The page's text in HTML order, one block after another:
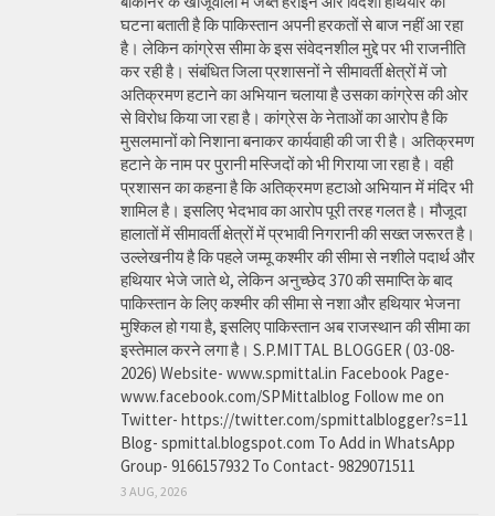
घटना बताती है कि पाकिस्तान अपनी हरकतों से बाज नहीं आ रहा
है। लेकिन कांग्रेस सीमा के इस संवेदनशील मुद्दे पर भी राजनीति
कर रही है। संबंधित जिला प्रशासनों ने सीमावर्ती क्षेत्रों में जो
अतिक्रमण हटाने का अभियान चलाया है उसका कांग्रेस की ओर
से विरोध किया जा रहा है। कांग्रेस के नेताओं का आरोप है कि
मुसलमानों को निशाना बनाकर कार्यवाही की जा री है। अतिक्रमण
हटाने के नाम पर पुरानी मस्जिदों को भी गिराया जा रहा है। वही
प्रशासन का कहना है कि अतिक्रमण हटाओ अभियान में मंदिर भी
शामिल है। इसलिए भेदभाव का आरोप पूरी तरह गलत है। मौजूदा
हालातों में सीमावर्ती क्षेत्रों में प्रभावी निगरानी की सख्त जरूरत है।
उल्लेखनीय है कि पहले जम्मू कश्मीर की सीमा से नशीले पदार्थ और
हथियार भेजे जाते थे, लेकिन अनुच्छेद 370 की समाप्ति के बाद
पाकिस्तान के लिए कश्मीर की सीमा से नशा और हथियार भेजना
मुश्किल हो गया है, इसलिए पाकिस्तान अब राजस्थान की सीमा का
इस्तेमाल करने लगा है। S.P.MITTAL BLOGGER ( 03-08-
2026) Website- www.spmittal.in Facebook Page-
www.facebook.com/SPMittalblog Follow me on
Twitter- https://twitter.com/spmittalblogger?s=11
Blog- spmittal.blogspot.com To Add in WhatsApp
Group- 9166157932 To Contact- 9829071511
3 AUG, 2026